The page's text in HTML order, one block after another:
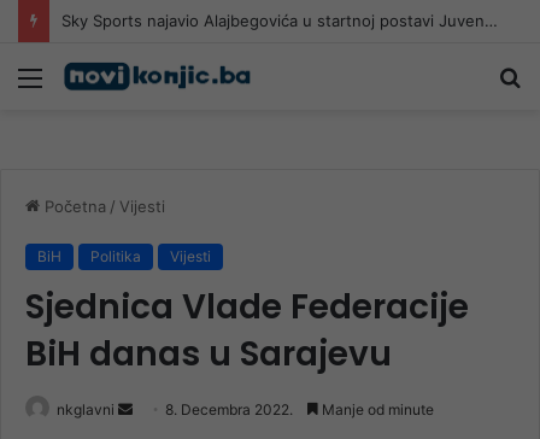
Sky Sports najavio Alajbegovića u startnoj postavi Juventusa
Meni
Početna / Vijesti
BiH Politika Vijesti
Sjednica Vlade Federacije
BiH danas u Sarajevu
nkglavni
Send 8. Decembra 2022. Manje od minute